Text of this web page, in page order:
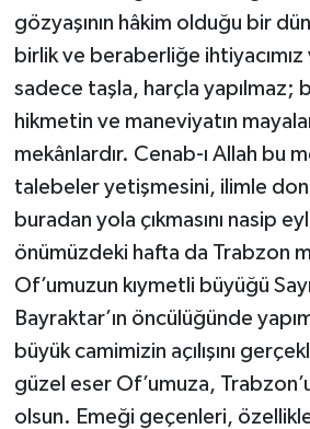
gözyaşının hâkim olduğu bir
birlik ve beraberliğe
sadece taşla, harçla yapılmaz;
hikmetin ve maneviyatın
mekânlardır. Cenab-ı Allah bu
talebeler yetişmesini, ilimle
buradan yola çıkmasını nasip
önümüzdeki hafta da Trabzon
Of’umuzun kıymetli büyüğü
Bayraktar’ın öncülüğünde
büyük camimizin açılışını
güzel eser Of’umuza,
olsun. Emeği geçenleri,